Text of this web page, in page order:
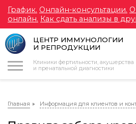
График. Онлайн-консультации.
онлайн. Как сдать анализы в
ЦЕНТР ИММУНОЛОГИИ
И РЕПРОДУКЦИИ
Клиники фертильности, акушерства
и пренатальной диагностики
Главная